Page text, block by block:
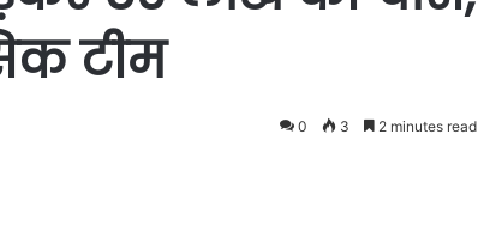
टीम
0 3 2 minutes read